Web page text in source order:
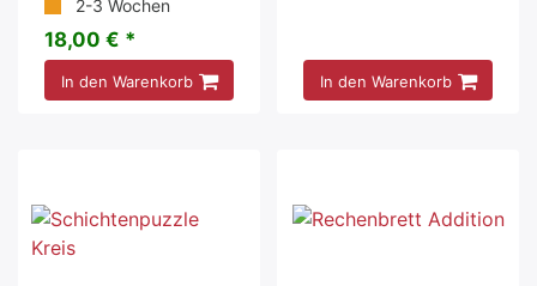
2-3 Wochen
18,00 € *
In den Warenkorb In den Warenkorb